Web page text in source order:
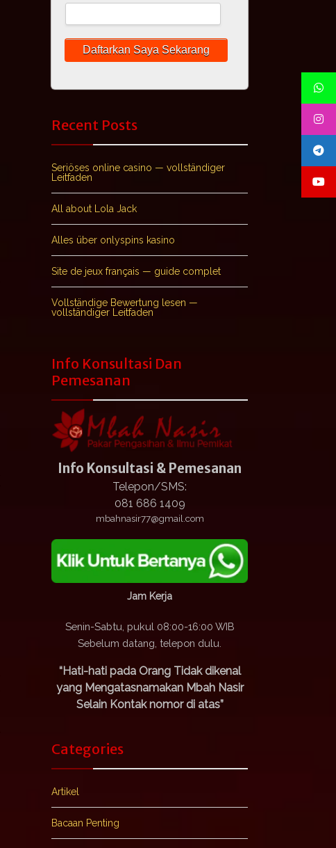
Recent Posts
Seriöses online casino — vollständiger
Leitfaden
All about Lola Jack
Alles über onlyspins kasino
Site de jeux français — guide complet
Vollständige Bewertung lesen —
vollständiger Leitfaden
Info Konsultasi Dan
Pemesanan
Info Konsultasi & Pemesanan
Telepon/SMS:
081 686 1409
mbahnasir77@gmail.com
Jam Kerja
Senin-Sabtu, pukul 08:00-16:00 WIB
Sebelum datang, telepon dulu.
“Hati-hati pada Orang Tidak dikenal
yang Mengatasnamakan Mbah Nasir
Selain Kontak nomor di atas”
Categories
Artikel
Bacaan Penting